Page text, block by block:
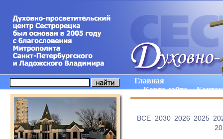
Главная
Карта сайта
ВCE 2030 2026 2025